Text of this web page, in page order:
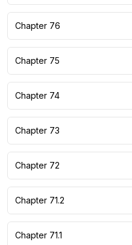
Chapter 76
Chapter 75
Chapter 74
Chapter 73
Chapter 72
Chapter 71.2
Chapter 71.1